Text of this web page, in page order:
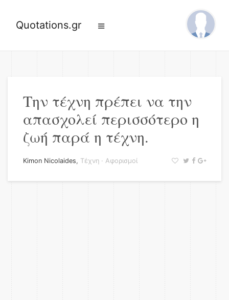
Quotations.gr
Την τέχνη πρέπει να την
απασχολεί περισσότερο η
ζωή παρά η τέχνη.
Kimon Nicolaides, Τέχνη · Αφορισμοί